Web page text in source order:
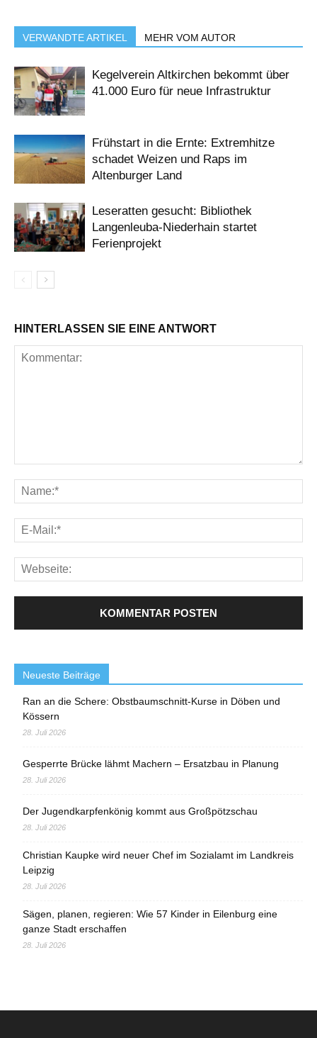
VERWANDTE ARTIKEL MEHR VOM AUTOR
Kegelverein Altkirchen bekommt über
41.000 Euro für neue Infrastruktur
Frühstart in die Ernte: Extremhitze
schadet Weizen und Raps im
Altenburger Land
Leseratten gesucht: Bibliothek
Langenleuba-Niederhain startet
Ferienprojekt
HINTERLASSEN SIE EINE ANTWORT
Neueste Beiträge
Ran an die Schere: Obstbaumschnitt-Kurse in Döben und
Kössern
28. Juli 2026
Gesperrte Brücke lähmt Machern – Ersatzbau in Planung
28. Juli 2026
Der Jugendkarpfenkönig kommt aus Großpötzschau
28. Juli 2026
Christian Kaupke wird neuer Chef im Sozialamt im Landkreis
Leipzig
28. Juli 2026
Sägen, planen, regieren: Wie 57 Kinder in Eilenburg eine
ganze Stadt erschaffen
28. Juli 2026